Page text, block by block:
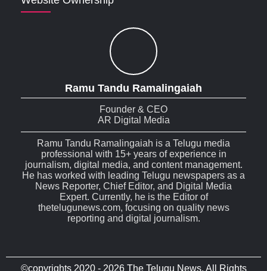
Ramu Tandu Ramalingaiah
Founder & CEO
AR Digital Media
Ramu Tandu Ramalingaiah is a Telugu media
professional with 15+ years of experience in
journalism, digital media, and content management.
He has worked with leading Telugu newspapers as a
News Reporter, Chief Editor, and Digital Media
Expert. Currently, he is the Editor of
thetelugunews.com, focusing on quality news
reporting and digital journalism.
©copyrights 2020 - 2026 The Telugu News. All Rights